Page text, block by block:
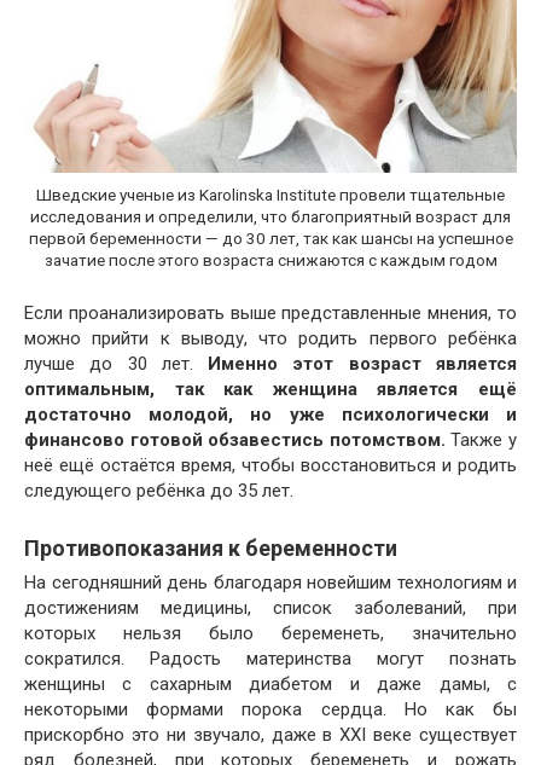
Шведские ученые из Karolinska Institute провели тщательные
исследования и определили, что благоприятный возраст для
первой беременности — до 30 лет, так как шансы на успешное
зачатие после этого возраста снижаются с каждым годом
Если проанализировать выше представленные мнения, то
можно прийти к выводу, что родить первого ребёнка
лучше до 30 лет. Именно этот возраст является
оптимальным, так как женщина является ещё
достаточно молодой, но уже психологически и
финансово готовой обзавестись потомством. Также у
неё ещё остаётся время, чтобы восстановиться и родить
следующего ребёнка до 35 лет.
Противопоказания к беременности
На сегодняшний день благодаря новейшим технологиям и
достижениям медицины, список заболеваний, при
которых нельзя было беременеть, значительно
сократился. Радость материнства могут познать
женщины с сахарным диабетом и даже дамы, с
некоторыми формами порока сердца. Но как бы
прискорбно это ни звучало, даже в XXI веке существует
ряд болезней, при которых беременеть и рожать